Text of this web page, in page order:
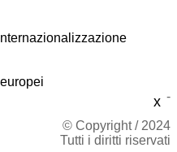
x -
© Copyright / 2024
Tutti i diritti riservati